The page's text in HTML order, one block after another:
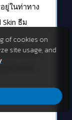
ยู่ในท่าทาง
ธีม
อง Artifact
of cookies on
site usage, and